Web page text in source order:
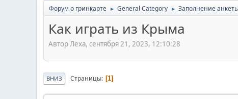
Форум о гринкарте ► General Category ► Заполнение
Как играть из Крыма
Автор Леха, сентября 21, 2023, 12:10:28
ВНИЗ Страницы 1